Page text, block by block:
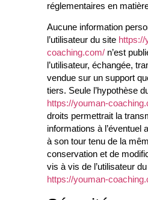
réglementaires en
Aucune information
l’utilisateur du site
coaching.com/ n’est
l’utilisateur, échangée,
vendue sur un support
tiers. Seule l’hypothèse
https://youman-
droits permettrait la
informations à l’éventuel
à son tour tenu de la
conservation et de
vis à vis de l’utilisateur
https://youman-